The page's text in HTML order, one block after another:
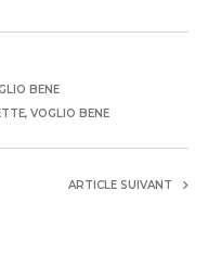
BENE
, VOGLIO BENE
ARTICLE SUIVANT